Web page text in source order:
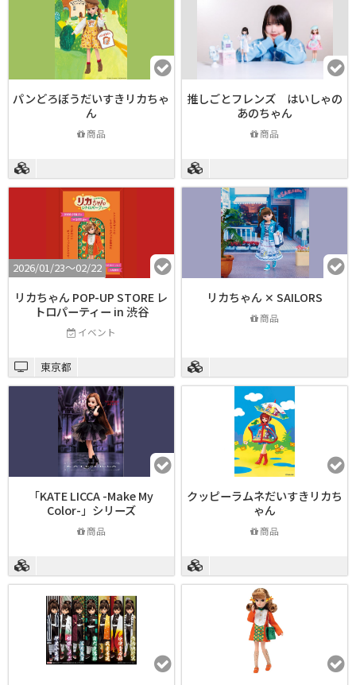
パンどろぼうだいすきリカちゃ
ん
商品
推しごとフレンズ はいしゃの
あのちゃん
商品
2026/01/23〜02/22
リカちゃん POP-UP STORE レ
トロパーティー in 渋谷
イベント
東京都
リカちゃん ✕ SAILORS
商品
「KATE LICCA -Make My
Color-」シリーズ
商品
クッピーラムネだいすきリカち
ゃん
商品